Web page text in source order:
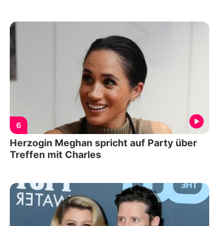
6
Herzogin Meghan spricht auf Party über
Treffen mit Charles